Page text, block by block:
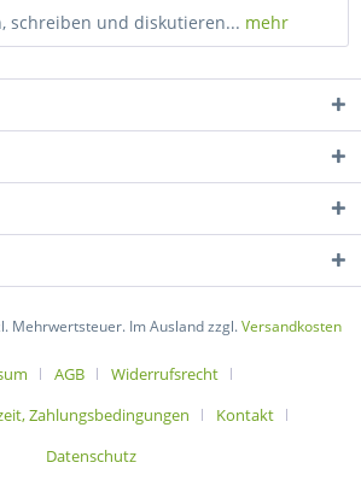
schreiben und diskutieren... mehr
Mehrwertsteuer. Im Ausland zzgl.Versandkosten
AGB
Widerrufsrecht
Zahlungsbedingungen
Kontakt
Datenschutz